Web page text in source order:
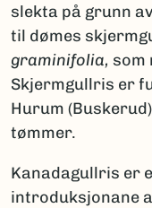
slekta på grunn
til dømes
graminifolia, som
Skjermgullris er
Hurum
tømmer.
Kanadagullris er
introduksjonane